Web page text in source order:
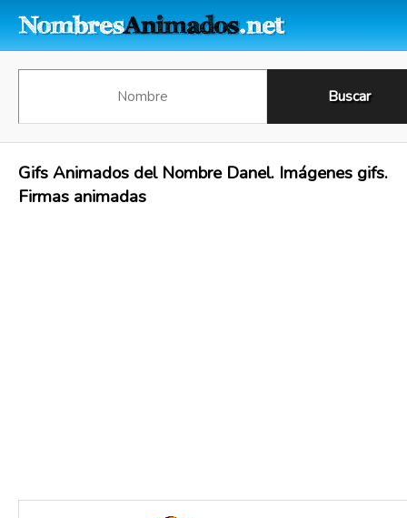
Gifs Animados del Nombre Danel. Imágenes gifs.
Firmas animadas